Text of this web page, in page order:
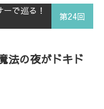
で巡る！
第24回
法の夜がドキド